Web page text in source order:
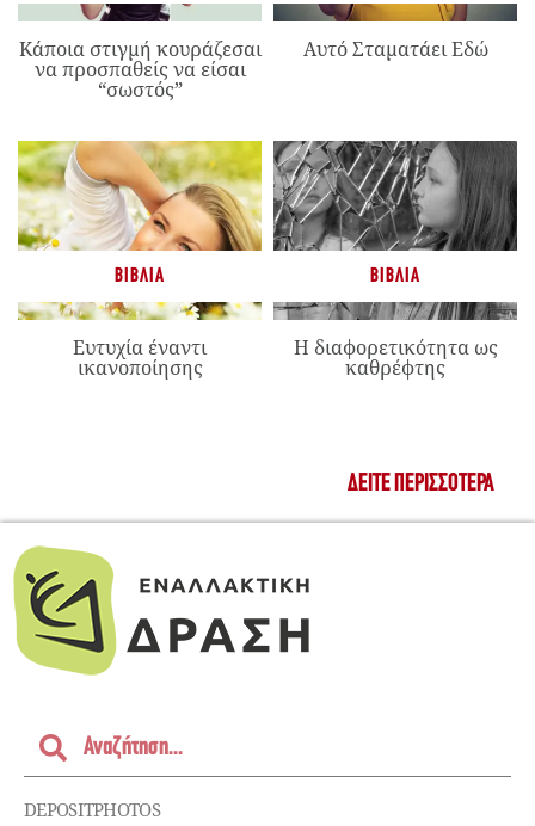
Κάποια στιγμή κουράζεσαι
να προσπαθείς να είσαι
“σωστός”
Αυτό Σταματάει Εδώ
ΒΙΒΛΊΑ
Ευτυχία έναντι
ικανοποίησης
ΒΙΒΛΊΑ
Η διαφορετικότητα ως
καθρέφτης
ΔΕΊΤΕ ΠΕΡΙΣΣΌΤΕΡΑ
DEPOSITPHOTOS